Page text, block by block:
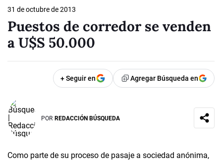
31 de octubre de 2013
Puestos de corredor se venden
a U$S 50.000
+ Seguir en Agregar Búsqueda en
POR REDACCIÓN BÚSQUEDA
Como parte de su proceso de pasaje a sociedad anónima,